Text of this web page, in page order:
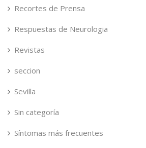
Recortes de Prensa
Respuestas de Neurologia
Revistas
seccion
Sevilla
Sin categoría
Síntomas más frecuentes